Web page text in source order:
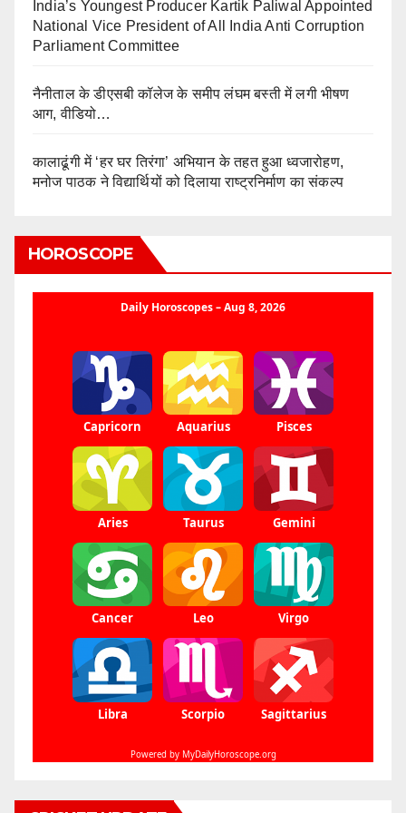
India’s Youngest Producer Kartik Paliwal Appointed
National Vice President of All India Anti Corruption
Parliament Committee
नैनीताल के डीएसबी कॉलेज के समीप लंघम बस्ती में लगी भीषण
आग, वीडियो…
कालाढूंगी में ‘हर घर तिरंगा’ अभियान के तहत हुआ ध्वजारोहण,
मनोज पाठक ने विद्यार्थियों को दिलाया राष्ट्रनिर्माण का संकल्प
HOROSCOPE